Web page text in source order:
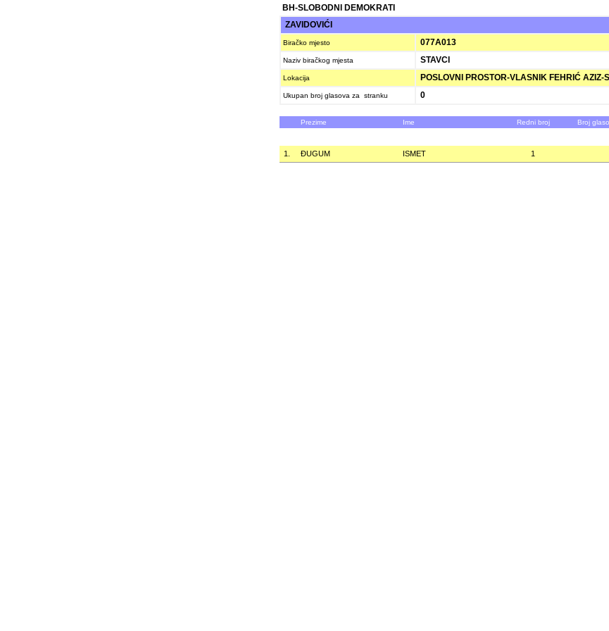
BH-SLOBODNI DEMOKRATI
ZAVIDOVIĆI
Biračko mjesto 077A013
Naziv biračkog mjesta STAVCI
Lokacija POSLOVNI PROSTOR-VLASNIK FEHRIĆ AZIZ-
Ukupan broj glasova za stranku 0
Prezime Ime Redni broj Broj
1. ÐUGUM ISMET 1